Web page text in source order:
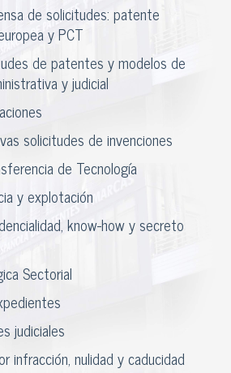
de solicitudes: patente
y PCT
de patentes y modelos de
y judicial
solicitudes de invenciones
de Tecnología
y explotación
know-how y secreto
Sectorial
judiciales
infracción, nulidad y caducidad